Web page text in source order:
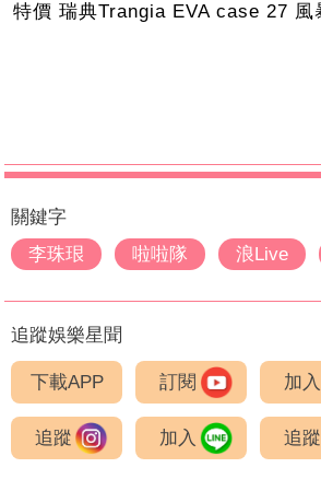
關鍵字
李珠珢
啦啦隊 浪Live
追蹤娛樂星聞
下載APP 訂閱 加入
追蹤 加入 追蹤